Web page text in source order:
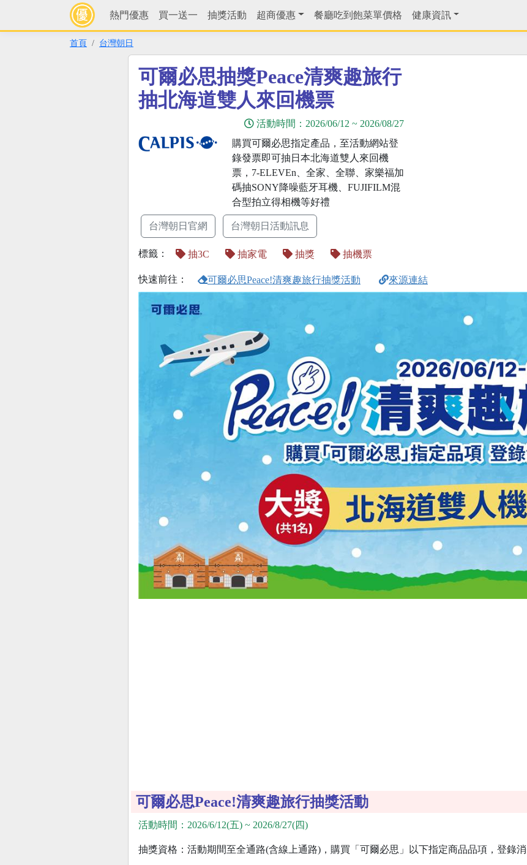
熱門優惠 買一送一 抽獎活動 超商優惠 餐廳吃到飽菜單價格 健康資訊
首頁 台灣朝日
可爾必思抽獎Peace清爽趣旅行
抽北海道雙人來回機票
活動時間： 2026/06/12 ~ 2026/08/27
購買可爾必思指定產品，至活動網站登
錄發票即可抽日本北海道雙人來回機
票，7-ELEVEn、全家、全聯、家樂福加
碼抽SONY降噪藍牙耳機、FUJIFILM混
合型拍立得相機等好禮
台灣朝日官網 台灣朝日活動訊息
標籤： 抽3C 抽家電 抽獎 抽機票
快速前往： 可爾必思Peace!清爽趣旅行抽獎活動 來源連結
可爾必思Peace!清爽趣旅行抽獎活動
活動時間：2026/6/12(五) ~ 2026/8/27(四)
抽獎資格：活動期間至全通路(含線上通路)，購買「可爾必思」以下指定商品品項，登錄消